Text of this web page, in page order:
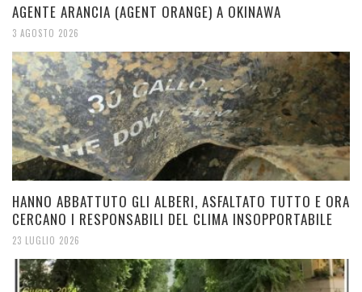
AGENTE ARANCIA (AGENT ORANGE) A OKINAWA
3 AGOSTO 2026
HANNO ABBATTUTO GLI ALBERI, ASFALTATO TUTTO E ORA
CERCANO I RESPONSABILI DEL CLIMA INSOPPORTABILE
23 LUGLIO 2026